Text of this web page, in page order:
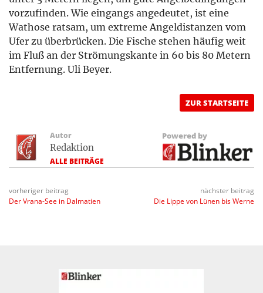
vorzufinden. Wie eingangs angedeutet, ist eine
Wathose ratsam, um extreme Angeldistanzen vom
Ufer zu überbrücken. Die Fische stehen häufig weit
im Fluß an der Strömungskante in 60 bis 80 Metern
Entfernung. Uli Beyer.
ZUR STARTSEITE
Autor
Redaktion
ALLE BEITRÄGE
Powered by
vorheriger beitrag
Der Vrana-See in Dalmatien
nächster beitrag
Die Lippe von Lünen bis Werne